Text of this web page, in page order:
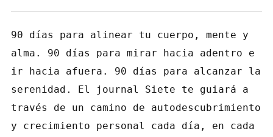
90 días para alinear tu cuerpo, mente y
alma. 90 días para mirar hacia adentro e
ir hacia afuera. 90 días para alcanzar la
serenidad. El journal Siete te guiará a
través de un camino de autodescubrimiento
y crecimiento personal cada día, en cada